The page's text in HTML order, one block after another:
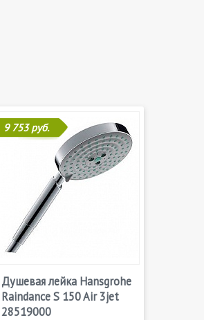
9 753 руб.
Душевая лейка Hansgrohe
Raindance S 150 Air 3jet
28519000